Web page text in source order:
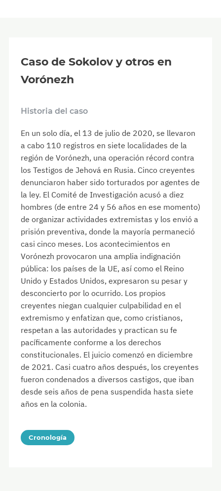
Caso de Sokolov y otros en
Vorónezh
Historia del caso
En un solo día, el 13 de julio de 2020, se llevaron
a cabo 110 registros en siete localidades de la
región de Vorónezh, una operación récord contra
los Testigos de Jehová en Rusia. Cinco creyentes
denunciaron haber sido torturados por agentes de
la ley. El Comité de Investigación acusó a diez
hombres (de entre 24 y 56 años en ese momento)
de organizar actividades extremistas y los envió a
prisión preventiva, donde la mayoría permaneció
casi cinco meses. Los acontecimientos en
Vorónezh provocaron una amplia indignación
pública: los países de la UE, así como el Reino
Unido y Estados Unidos, expresaron su pesar y
desconcierto por lo ocurrido. Los propios
creyentes niegan cualquier culpabilidad en el
extremismo y enfatizan que, como cristianos,
respetan a las autoridades y practican su fe
pacíficamente conforme a los derechos
constitucionales. El juicio comenzó en diciembre
de 2021. Casi cuatro años después, los creyentes
fueron condenados a diversos castigos, que iban
desde seis años de pena suspendida hasta siete
años en la colonia.
Cronología